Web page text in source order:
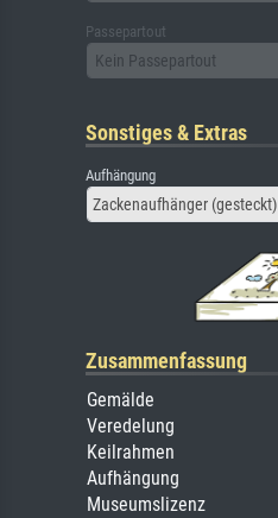
Passepartout
Kein Passepartout
Sonstiges & Extras
Aufhängung
Zackenaufhänger (gesteckt)
Zusammenfassung
Gemälde
Veredelung
Keilrahmen
Aufhängung
Museumslizenz